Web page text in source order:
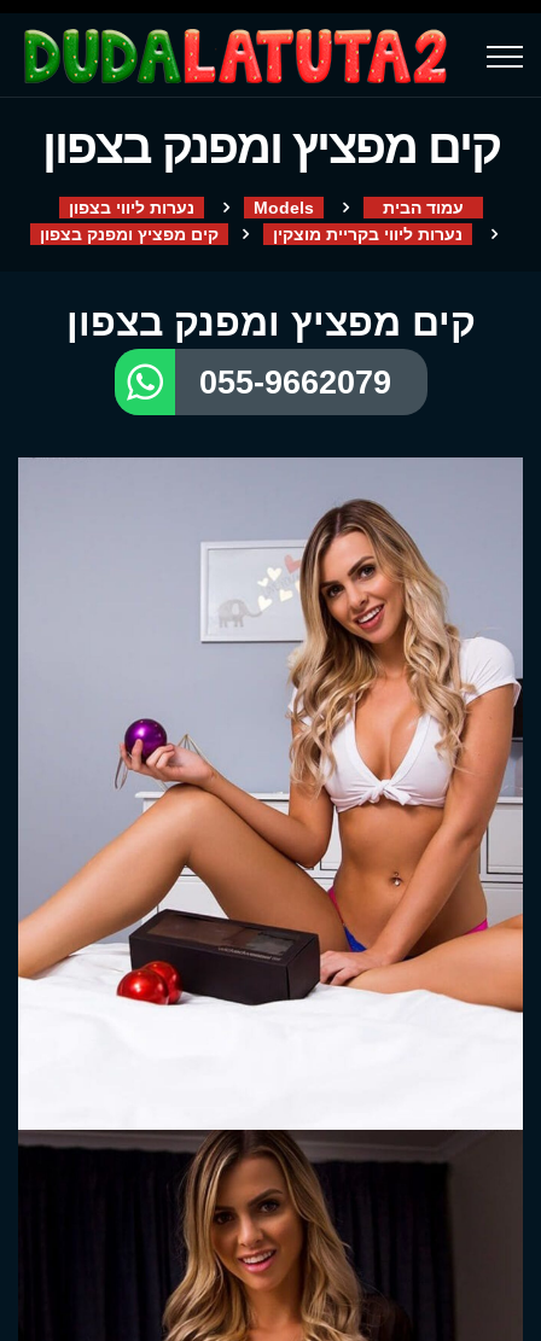
קים מפציץ ומפנק בצפון
עמוד הבית Models
נערות ליווי בצפון
נערות ליווי בקריית מוצקין
קים מפציץ ומפנק בצפון
קים מפציץ ומפנק בצפון
055-9662079